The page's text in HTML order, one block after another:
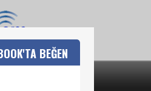
BEĞEN